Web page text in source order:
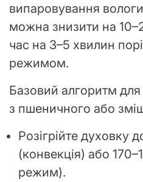
випаровування
можна знизити на
час на 3–5 хвилин
режимом.
Базовий алгоритм для
з пшеничного або
Розігрійте духовку
(конвекція) або
режим).